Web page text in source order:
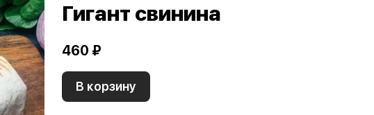
Гигант свинина
460 ₽
В корзину